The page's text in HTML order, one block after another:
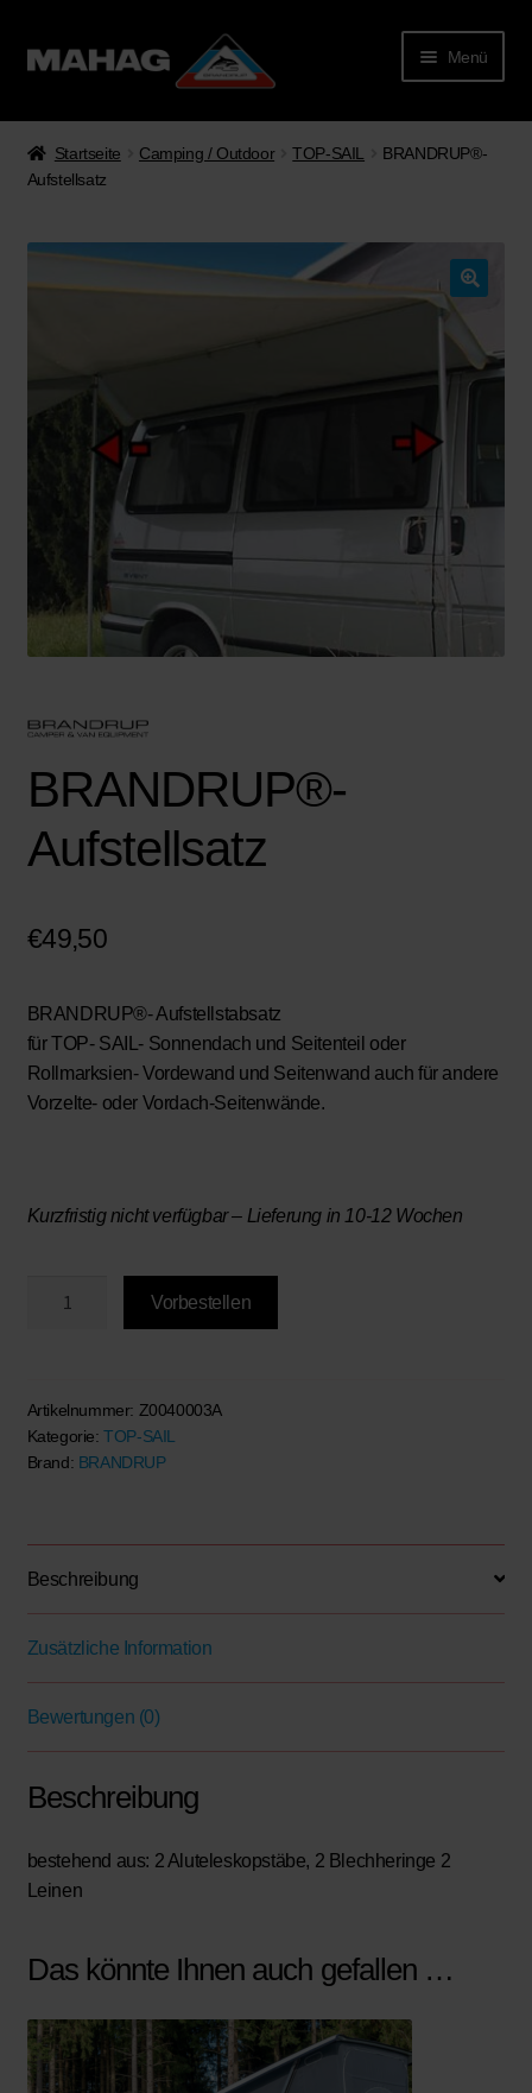
Menü
Startseite Camping / Outdoor TOP-SAIL
BRANDRUP®-
Aufstellsatz
BRANDRUP®-
Aufstellsatz
€49,50
BRANDRUP®- Aufstellstabsatz
für TOP- SAIL- Sonnendach und Seitenteil oder
Rollmarksien- Vordewand und Seitenwand auch für andere
Vorzelte- oder Vordach-Seitenwände.
Kurzfristig nicht verfügbar – Lieferung in 10-12 Wochen
BRANDRUP®-
Vorbestellen
Artikelnummer: Z0040003A
Kategorie:TOP-SAIL
Brand: BRANDRUP
Beschreibung
Zusätzliche Information
Bewertungen (0)
Beschreibung
bestehend aus: 2 Aluteleskopstäbe, 2 Blechheringe 2
Leinen
Das könnte Ihnen auch gefallen …